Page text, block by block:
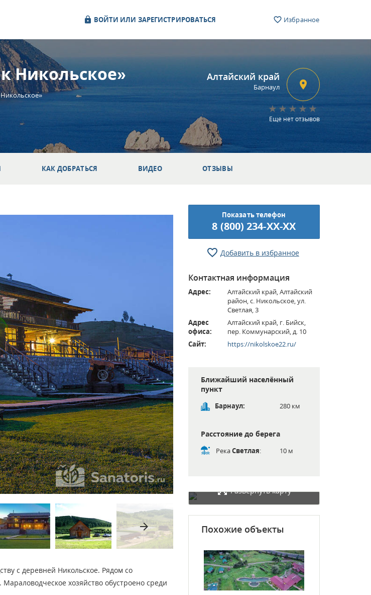
ВОЙТИ ИЛИ ЗАРЕГИСТРИРОВАТЬСЯ Избранное
Никольское» Алтайский край
Барнаул
Еще нет отзывов
КАК ДОБРАТЬСЯ ВИДЕО ОТЗЫВЫ
arrow_forward
с деревней Никольское. Рядом со
хозяйство обустроено среди
Показать телефон
8 (800) 234-XX-XX
Добавить в избранное
Контактная информация
Адрес:
Алтайский край, Алтайский
район, с. Никольское, ул.
Светлая, 3
Адрес
офиса:
Алтайский край, г. Бийск,
пер. Коммунарский, д. 10
Сайт:
https://nikolskoe22.ru/
Ближайший населённый
пункт
Барнаул: 280 км
Расстояние до берега
РекаСветлая: 10 м
Развернуть карту
Похожие объекты